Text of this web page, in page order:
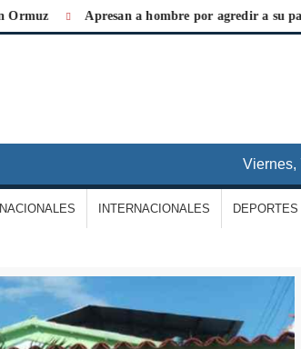
Apresan a hombre por agredir a su pareja y a
NACIONALES INTERNACIONALES DEPORTES